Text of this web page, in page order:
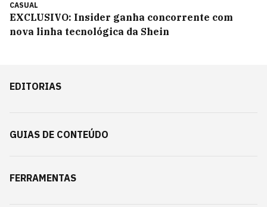
CASUAL
EXCLUSIVO: Insider ganha concorrente com
nova linha tecnológica da Shein
EDITORIAS
GUIAS DE CONTEÚDO
FERRAMENTAS